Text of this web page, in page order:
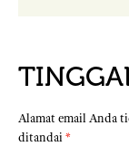
Alamat email Anda
ditandai*